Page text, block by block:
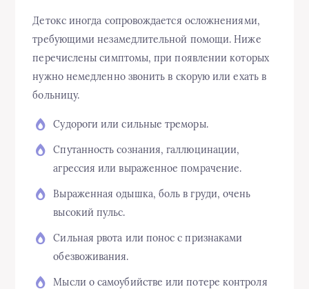
Детокс иногда сопровождается осложнениями,
требующими незамедлительной помощи. Ниже
перечислены симптомы, при появлении которых
нужно немедленно звонить в скорую или ехать в
больницу.
Судороги или сильные треморы.
Спутанность сознания, галлюцинации,
агрессия или выраженное помрачение.
Выраженная одышка, боль в груди, очень
высокий пульс.
Сильная рвота или понос с признаками
обезвоживания.
Мысли о самоубийстве или потере контроля